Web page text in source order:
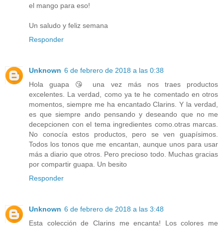
el mango para eso!
Un saludo y feliz semana
Responder
Unknown 6 de febrero de 2018 a las 0:38
Hola guapa 😘 una vez más nos traes productos
excelentes. La verdad, como ya te he comentado en otros
momentos, siempre me ha encantado Clarins. Y la verdad,
es que siempre ando pensando y deseando que no me
decepcionen con el tema ingredientes como.otras marcas.
No conocía estos productos, pero se ven guapísimos.
Todos los tonos que me encantan, aunque unos para usar
más a diario que otros. Pero precioso todo. Muchas gracias
por compartir guapa. Un besito
Responder
Unknown 6 de febrero de 2018 a las 3:48
Esta colección de Clarins me encanta! Los colores me